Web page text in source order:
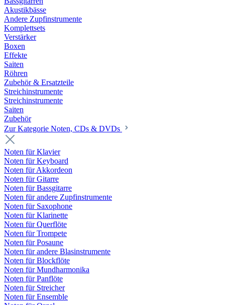
Akustikbässe
Andere Zupfinstrumente
Komplettsets
Verstärker
Boxen
Effekte
Saiten
Röhren
Zubehör & Ersatzteile
Streichinstrumente
Streichinstrumente
Saiten
Zubehör
Zur Kategorie Noten, CDs & DVDs
Noten für Klavier
Noten für Keyboard
Noten für Akkordeon
Noten für Gitarre
Noten für Bassgitarre
Noten für andere Zupfinstrumente
Noten für Saxophone
Noten für Klarinette
Noten für Querflöte
Noten für Trompete
Noten für Posaune
Noten für andere Blasinstrumente
Noten für Blockflöte
Noten für Mundharmonika
Noten für Panflöte
Noten für Streicher
Noten für Ensemble